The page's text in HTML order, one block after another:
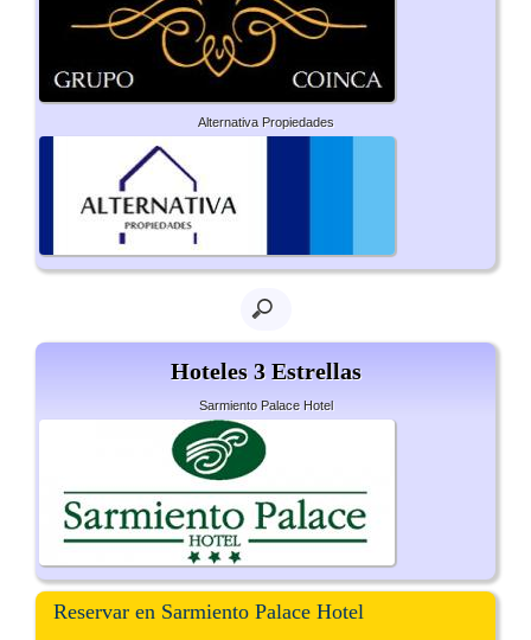
Alternativa Propiedades
Hoteles 3 Estrellas
Sarmiento Palace Hotel
Reservar en Sarmiento Palace Hotel